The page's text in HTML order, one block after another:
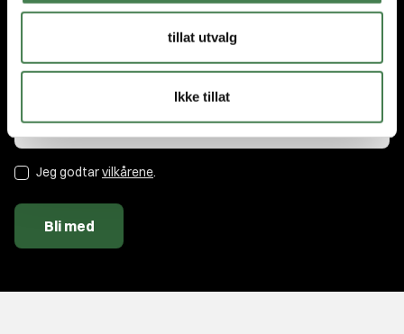
tillat utvalg
Ikke tillat
tips og eksklusive rabatter!
Jeg godtarvilkårene.
Bli med